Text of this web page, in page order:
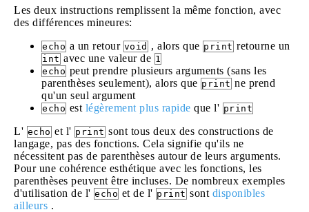
Les deux instructions remplissent la même fonction, avec
des différences mineures:
echo a un retour void , alors que print retourne un
int avec une valeur de 1
echo peut prendre plusieurs arguments (sans les
parenthèses seulement), alors que print ne prend
qu'un seul argument
echo est légèrement plus rapide que l' print
L' echo et l' print sont tous deux des constructions de
langage, pas des fonctions. Cela signifie qu'ils ne
nécessitent pas de parenthèses autour de leurs arguments.
Pour une cohérence esthétique avec les fonctions, les
parenthèses peuvent être incluses. De nombreux exemples
d'utilisation de l' echo et de l' print sont disponibles
ailleurs .